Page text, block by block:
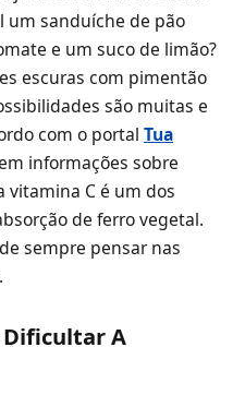
um sanduíche de pão
e um suco de limão?
escuras com pimentão
são muitas e
com o portal Tua
informações sobre
vitamina C é um dos
de ferro vegetal.
sempre pensar nas
Dificultar A